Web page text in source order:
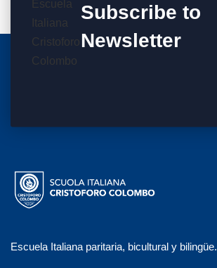
Subscribe to
Newsletter
Escuela Italiana paritaria, bicultural y bilingüe.